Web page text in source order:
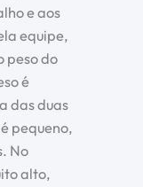
e aos
equipe,
peso do
é
das duas
pequeno,
No
alto,